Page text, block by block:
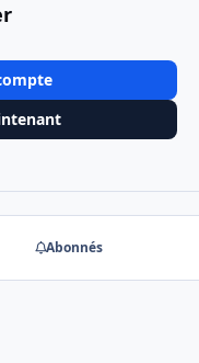
Abonnés